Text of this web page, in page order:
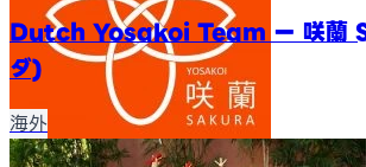
Dutch Yosakoi Team ー 咲蘭
ダ)
海外